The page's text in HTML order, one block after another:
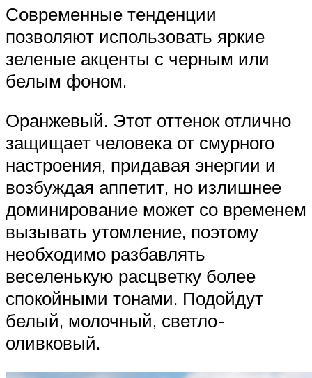
Современные тенденции
позволяют использовать яркие
зеленые акценты с черным или
белым фоном.
Оранжевый. Этот оттенок отлично
защищает человека от смурного
настроения, придавая энергии и
возбуждая аппетит, но излишнее
доминирование может со временем
вызывать утомление, поэтому
необходимо разбавлять
веселенькую расцветку более
спокойными тонами. Подойдут
белый, молочный, светло-
оливковый.